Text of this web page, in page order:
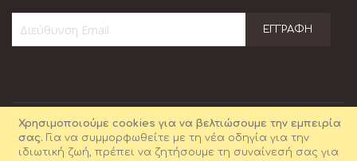
Χρησιμοποιούμε cookies για να βελτιώσουμε την εμπειρία
σας.
Για να συμμορφωθείτε με τη νέα οδηγία για την
ιδιωτική ζωή, πρέπει να ζητήσουμε τη συναίνεσή σας για
Δελτίο:
ΕΓΓΡΑΦΉ